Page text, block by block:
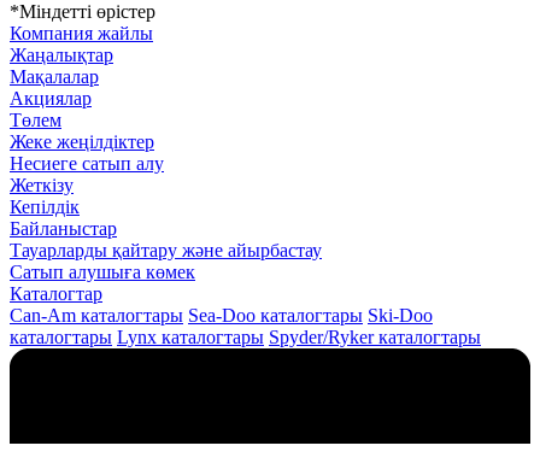
*Міндетті өрістер
Компания жайлы
Жаңалықтар
Мақалалар
Акциялар
Төлем
Жеке жеңілдіктер
Несиеге сатып алу
Жеткізу
Кепілдік
Байланыстар
Тауарларды қайтару және айырбастау
Сатып алушыға көмек
Каталогтар
Can-Am каталогтары Sea-Doo каталогтары Ski-Doo
каталогтары Lynx каталогтары Spyder/Ryker каталогтары